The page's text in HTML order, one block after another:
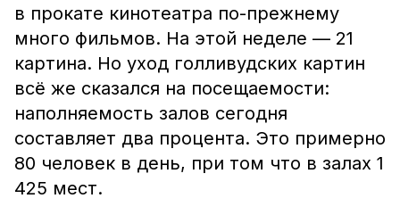
в прокате кинотеатра по-прежнему
много фильмов. На этой неделе — 21
картина. Но уход голливудских картин
всё же сказался на посещаемости:
наполняемость залов сегодня
составляет два процента. Это примерно
80 человек в день, при том что в залах 1
425 мест.